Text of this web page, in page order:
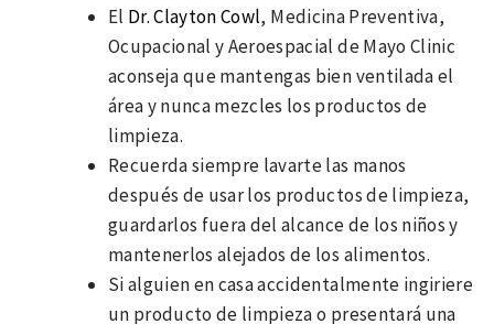
El Dr. Clayton Cowl, Medicina Preventiva,
Ocupacional y Aeroespacial de Mayo Clinic
aconseja que mantengas bien ventilada el
área y nunca mezcles los productos de
limpieza.
Recuerda siempre lavarte las manos
después de usar los productos de limpieza,
guardarlos fuera del alcance de los niños y
mantenerlos alejados de los alimentos.
Si alguien en casa accidentalmente ingiriere
un producto de limpieza o presentará una